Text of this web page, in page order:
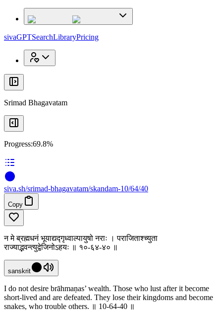
sivaGPTSearchLibraryPricing
Srimad Bhagavatam
Progress:69.8%
siva.sh/srimad-bhagavatam/skandam-10/64/40
Copy
न मे ब्रह्मधनं भूयाद्यद्गृध्वाल्पायुषो नराः । पराजिताश्च्युता
राज्याद्भवन्त्युद्वेजिनोऽहयः ॥ १०-६४-४० ॥
sanskrit
I do not desire brāhmaṇas’ wealth. Those who lust after it become
short-lived and are defeated. They lose their kingdoms and become
snakes, who trouble others. ॥ 10-64-40 ॥